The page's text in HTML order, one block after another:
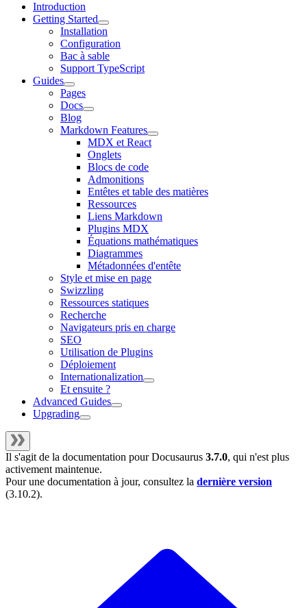
Introduction
Getting Started
Installation
Configuration
Bac à sable
Support TypeScript
Guides
Pages
Docs
Blog
Markdown Features
MDX et React
Onglets
Blocs de code
Admonitions
Entêtes et table des matières
Ressources
Liens Markdown
Plugins MDX
Équations mathématiques
Diagrammes
Métadonnées d'entête
Style et mise en page
Swizzling
Ressources statiques
Recherche
Navigateurs pris en charge
SEO
Utilisation de Plugins
Déploiement
Internationalization
Et ensuite ?
Advanced Guides
Upgrading
Il s'agit de la documentation pourDocusaurus 3.7.0, qui n'est plus
activement maintenue.
Pour une documentation à jour, consultez la dernière version
(3.10.2).